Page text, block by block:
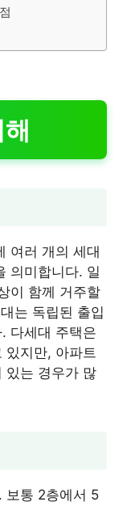
여러 개의 세대
의미합니다. 일
이 함께 거주할
는 독립된 출입
다세대 주택은
있지만, 아파트
있는 경우가 많
보통 2층에서 5